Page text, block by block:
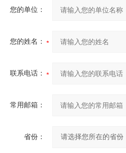
您的单位：
您的姓名：
联系电话：
常用邮箱：
省份：